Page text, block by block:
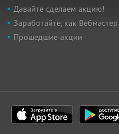
Давайте сделаем акцию!
Заработайте, как Вебмастер
Прошедшие акции